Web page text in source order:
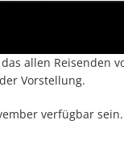
allen Reisenden
Vorstellung.
verfügbar sein.